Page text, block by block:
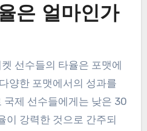
은 얼마인가
선수들의 타율은 포맷에
양한 포맷에서의 성과를
국제 선수들에게는 낮은 30
이 강력한 것으로 간주되